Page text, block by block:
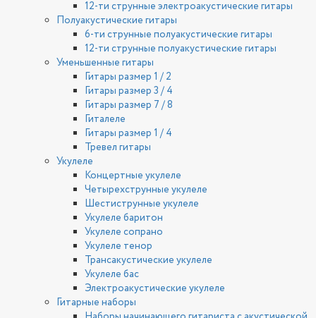
12-ти струнные электроакустические гитары
Полуакустические гитары
6-ти струнные полуакустические гитары
12-ти струнные полуакустические гитары
Уменьшенные гитары
Гитары размер 1 / 2
Гитары размер 3 / 4
Гитары размер 7 / 8
Гиталеле
Гитары размер 1 / 4
Тревел гитары
Укулеле
Концертные укулеле
Четырехструнные укулеле
Шестиструнные укулеле
Укулеле баритон
Укулеле сопрано
Укулеле тенор
Трансакустические укулеле
Укулеле бас
Электроакустические укулеле
Гитарные наборы